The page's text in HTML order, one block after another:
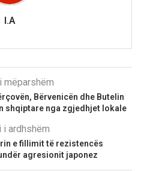
I.A
mëparshëm
Bërvenicën dhe Butelin
shqiptare nga zgjedhjet lokale
i ardhshëm
e fillimit të rezistencës
agresionit japonez